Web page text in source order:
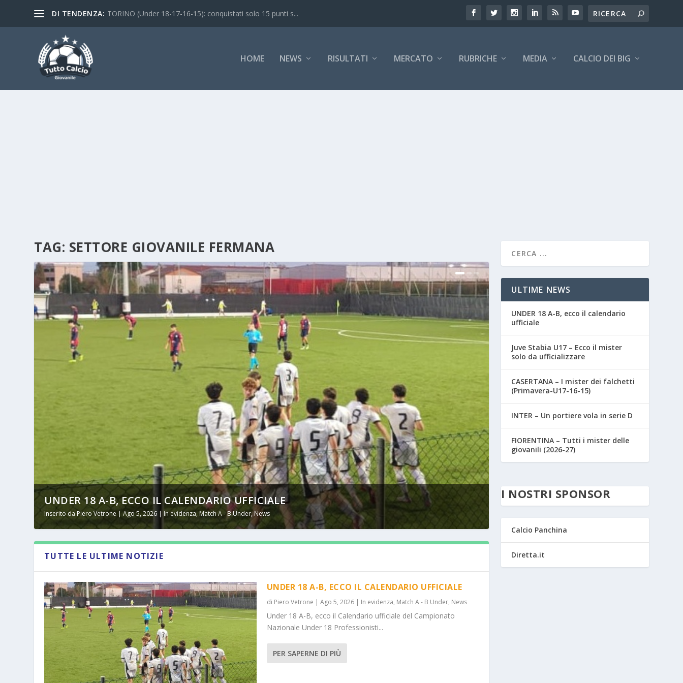
DI TENDENZA: TORINO (Under 18-17-16-15): conquistati solo 15 punti s...
HOME NEWS RISULTATI MERCATO RUBRICHE MEDIA CALCIO DEI BIG
TAG: SETTORE GIOVANILE FERMANA
UNDER 18 A-B, ECCO IL CALENDARIO UFFICIALE
Inserito daPiero Vetrone |Ago 5, 2026 | In evidenza,Match A - B Under,News
TUTTE LE ULTIME NOTIZIE
UNDER 18 A-B, ECCO IL CALENDARIO UFFICIALE
di Piero Vetrone | Ago 5, 2026| In evidenza, Match A - B Under, News
Under 18 A-B, ecco il Calendario ufficiale del Campionato
Nazionale Under 18 Professionisti...
PER SAPERNE DI PIÙ
ULTIME NEWS
UNDER 18 A-B, ecco il calendario
ufficiale
Juve Stabia U17 – Ecco il mister
solo da ufficializzare
CASERTANA – I mister dei falchetti
(Primavera-U17-16-15)
INTER – Un portiere vola in serie D
FIORENTINA – Tutti i mister delle
giovanili (2026-27)
I NOSTRI SPONSOR
Calcio Panchina
Diretta.it